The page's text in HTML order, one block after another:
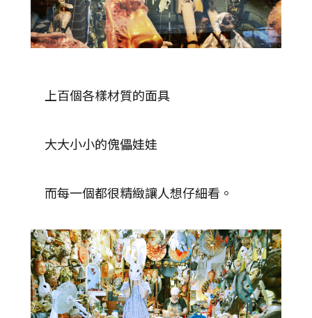
上百個各樣材質的面具
大大小小的傀儡娃娃
而每一個都很精緻讓人想仔細看。